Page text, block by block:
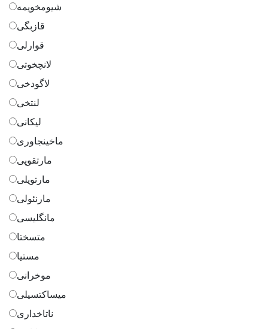
شیومخویمه
قازبگی
قوارلی
لانچخوتی
لاگودخی
لنتخی
لیکانی
ماخینجاوری
مارتقوپی
مارتویلی
مارنئولی
مانگلیسی
متسختا
مستیا
موخرانی
میساکتسیلی
ناتاخداری